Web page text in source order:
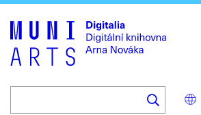
Select
your